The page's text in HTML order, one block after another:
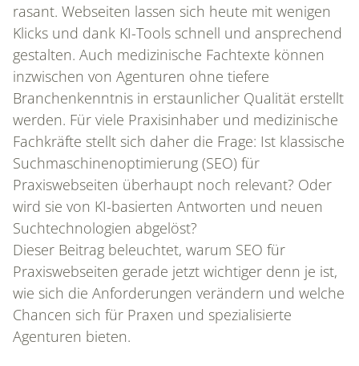
rasant. Webseiten lassen sich heute mit wenigen
Klicks und dank KI-Tools schnell und ansprechend
gestalten. Auch medizinische Fachtexte können
inzwischen von Agenturen ohne tiefere
Branchenkenntnis in erstaunlicher Qualität erstellt
werden. Für viele Praxisinhaber und medizinische
Fachkräfte stellt sich daher die Frage: Ist klassische
Suchmaschinenoptimierung (SEO) für
Praxiswebseiten überhaupt noch relevant? Oder
wird sie von KI-basierten Antworten und neuen
Suchtechnologien abgelöst?
Dieser Beitrag beleuchtet, warum SEO für
Praxiswebseiten gerade jetzt wichtiger denn je ist,
wie sich die Anforderungen verändern und welche
Chancen sich für Praxen und spezialisierte
Agenturen bieten.